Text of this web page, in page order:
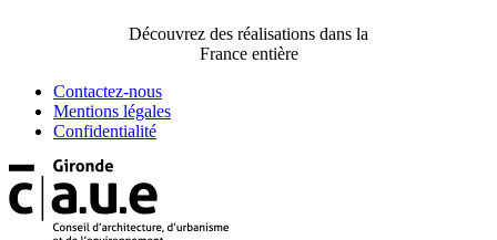
Découvrez des réalisations dans la
France entière
Contactez-nous
Mentions légales
Confidentialité